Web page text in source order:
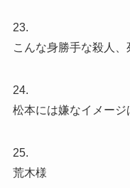
23.
こんな身勝手な殺人、
24.
松本には嫌なイメージ
25.
荒木様